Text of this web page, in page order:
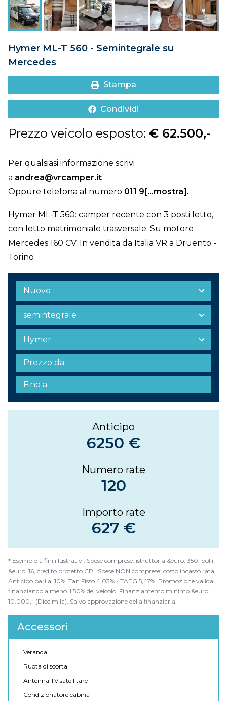
DOVE SIAMO
CONTATTI
Hymer ML-T 560 - Semintegrale su
Mercedes
Stampa
Condividi
Prezzo veicolo esposto: € 62.500,-
Per qualsiasi informazione scrivi
a andrea@vrcamper.it
Oppure telefona al numero 011 9[...mostra].
Hymer ML-T 560: camper recente con 3 posti letto,
con letto matrimoniale trasversale. Su motore
Mercedes 160 CV. In vendita da Italia VR a Druento -
Torino
Anticipo
6250 €
Numero rate
120
Importo rate
627 €
* Esempio a fini illustrativi. Spese comprese: istruttoria &euro; 350, bolli
&euro; 16, credito protetto CPI. Spese NON comprese: costo incasso rata.
Anticipo pari al 10%. Tan Fisso 4,03% - TAEG 5,47%. Promozione valida
finanziando almeno il 50% del veicolo. Finanziamento minimo &euro;
10.000,- (Diecimila). Salvo approvazione della finanziaria.
Accessori
Veranda
Ruota di scorta
Antenna TV satellitare
Condizionatore cabina